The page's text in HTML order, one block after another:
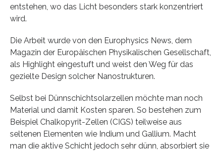
entstehen, wo das Licht besonders stark konzentriert
wird.
Die Arbeit wurde von den Europhysics News, dem
Magazin der Europäischen Physikalischen Gesellschaft,
als Highlight eingestuft und weist den Weg für das
gezielte Design solcher Nanostrukturen.
Selbst bei Dünnschichtsolarzellen möchte man noch
Material und damit Kosten sparen. So bestehen zum
Beispiel Chalkopyrit-Zellen (CIGS) teilweise aus
seltenen Elementen wie Indium und Gallium. Macht
man die aktive Schicht jedoch sehr dünn, absorbiert sie